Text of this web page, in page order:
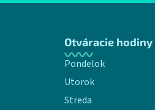
Otváracie hodiny
Pondelok
Utorok
Streda